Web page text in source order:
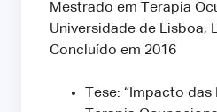
Mestrado em Terapia
Universidade de Lisboa,
Concluído em 2016
Tese: “Impacto